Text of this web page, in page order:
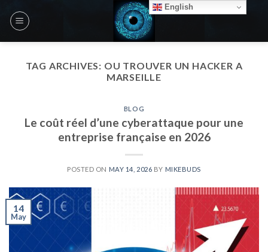
TAG ARCHIVES: OU TROUVER UN HACKER A
MARSEILLE
BLOG
Le coût réel d’une cyberattaque pour une
entreprise française en 2026
POSTED ON MAY 14, 2026 BY MIKEBUDS
14
May
English